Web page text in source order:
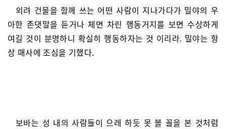
외려 건물을 함께 쓰는 어떤 사람이 지나가다가 밀야의 우
아한 존댓말을 듣거나 체면 차린 행동거지를 보면 수상하게
여길 것이 분명하니 확실히 행동하자는 것 이리라. 밀야는 항
상 매사에 조심을 기했다.
보바는 성 내의 사람들이 으레 하듯 못 볼 꼴을 본 것처럼